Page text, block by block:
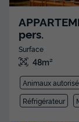
pers.
Surface
48m²
Animaux
Réfrigérateur